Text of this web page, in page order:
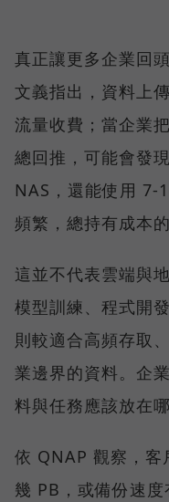
真正讓更多企業回
文義指出，資料上
流量收費；當企業
總回推，可能會發
NAS，還能使用 7-
頻繁，總持有成本
這並不代表雲端與
模型訓練、程式開
則較適合高頻存取
業邊界的資料。企
料與任務應該放在哪
依 QNAP 觀察，客
幾 PB，或備份速